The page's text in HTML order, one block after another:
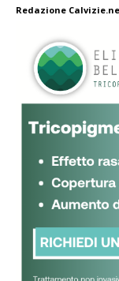
Redazione